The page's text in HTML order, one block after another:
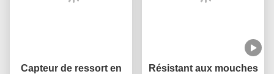
Capteur de ressort en
Résistant aux mouches